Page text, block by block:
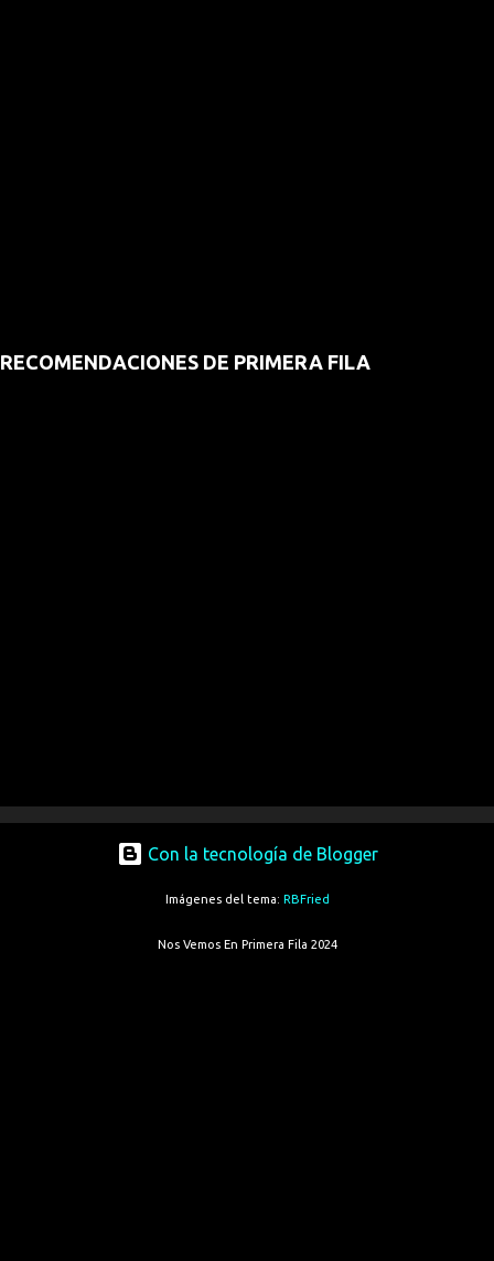
RECOMENDACIONES DE PRIMERA FILA
Con la tecnología de Blogger
Imágenes del tema: RBFried
Nos Vemos En Primera Fila 2024